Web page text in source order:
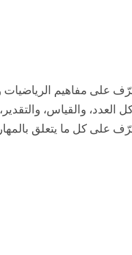
على مفاهيم
العدد، والقياس،
على كل ما يتعلق